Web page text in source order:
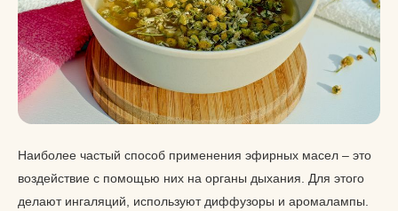
Наиболее частый способ применения эфирных масел – это
воздействие с помощью них на органы дыхания. Для этого
делают ингаляций, используют диффузоры и аромалампы.